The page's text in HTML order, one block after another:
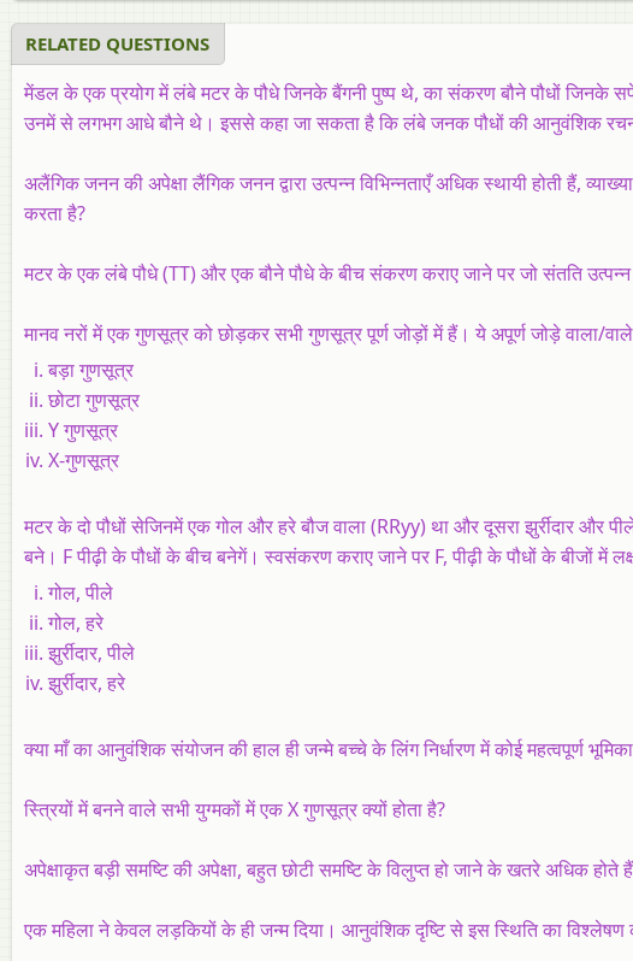
RELATED QUESTIONS
मेंडल के एक प्रयोग में लंबे मटर के पौधे जिनके बैंगनी पुष्प थे, का संकरण बौने पौधों जिनके
उनमें से लगभग आधे बौने थे। इससे कहा जा सकता है कि लंबे जनक पौधों की आनुवंशिक
अलैंगिक जनन की अपेक्षा लैंगिक जनन द्वारा उत्पन्न विभिन्नताएँ अधिक स्थायी होती हैं,
करता है?
मटर के एक लंबे पौधे (TT) और एक बौने पौधे के बीच संकरण कराए जाने पर जो संतति उत्पन्न
मानव नरों में एक गुणसूत्र को छोड़कर सभी गुणसूत्र पूर्ण जोड़ों में हैं। ये अपूर्ण जोड़े वाला/
बड़ा गुणसूत्र
छोटा गुणसूत्र
Y गुणसूत्र
X-गुणसूत्र
मटर के दो पौधों सेजिनमें एक गोल और हरे बौज वाला (RRyy) था और दूसरा झुर्रीदार और
बने। F पीढ़ी के पौधों के बीच बनेगें। स्वसंकरण कराए जाने पर F, पीढ़ी के पौधों के बीजों
गोल, पीले
गोल, हरे
झुर्रीदार, पीले
झुर्रीदार, हरे
क्या माँ का आनुवंशिक संयोजन की हाल ही जन्मे बच्चे के लिंग निर्धारण में कोई महत्वपूर्ण भूमिका
स्त्रियों में बनने वाले सभी युग्मकों में एक X गुणसूत्र क्यों होता है?
अपेक्षाकृत बड़ी समष्टि की अपेक्षा, बहुत छोटी समष्टि के विलुप्त हो जाने के खतरे अधिक
एक महिला ने केवल लड़कियों के ही जन्म दिया। आनुवंशिक दृष्टि से इस स्थिति का विश्लेषण